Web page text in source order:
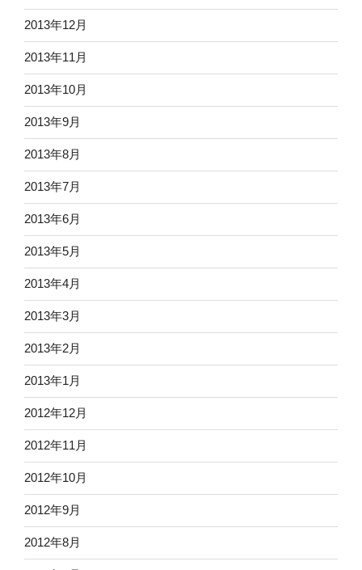
2013年12月
2013年11月
2013年10月
2013年9月
2013年8月
2013年7月
2013年6月
2013年5月
2013年4月
2013年3月
2013年2月
2013年1月
2012年12月
2012年11月
2012年10月
2012年9月
2012年8月